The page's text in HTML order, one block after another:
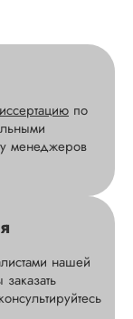
по
менеджеров
нашей